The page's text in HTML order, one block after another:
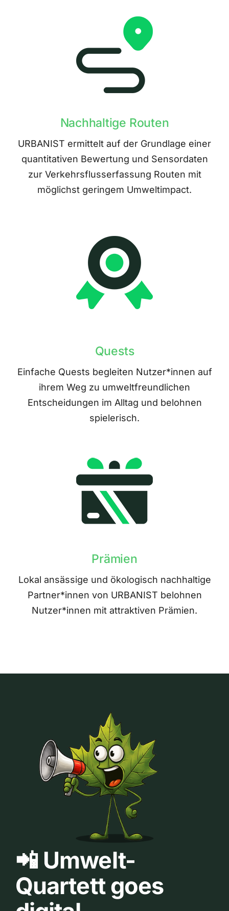
Nachhaltige Routen
URBANIST ermittelt auf der Grundlage einer
quantitativen Bewertung und Sensordaten
zur Verkehrsflusserfassung Routen mit
möglichst geringem Umweltimpact.
Quests
Einfache Quests begleiten Nutzer*innen auf
ihrem Weg zu umweltfreundlichen
Entscheidungen im Alltag und belohnen
spielerisch.
Prämien
Lokal ansässige und ökologisch nachhaltige
Partner*innen von URBANIST belohnen
Nutzer*innen mit attraktiven Prämien.
📲 Umwelt-
Quartett goes